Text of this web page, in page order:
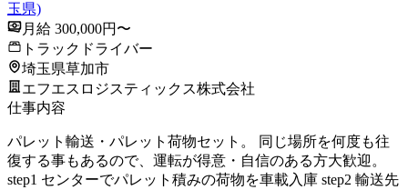
玉県)
月給 300,000円〜
トラックドライバー
埼玉県草加市
エフエスロジスティックス株式会社
仕事内容
パレット輸送・パレット荷物セット。 同じ場所を何度も往
復する事もあるので、運転が得意・自信のある方大歓迎。
step1 センターでパレット積みの荷物を車載入庫 step2 輸送先